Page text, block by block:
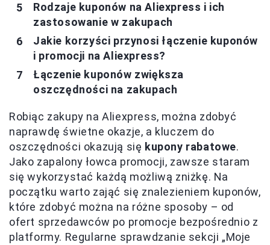
Rodzaje kuponów na Aliexpress i ich
zastosowanie w zakupach
Jakie korzyści przynosi łączenie kuponów
i promocji na Aliexpress?
Łączenie kuponów zwiększa
oszczędności na zakupach
Robiąc zakupy na Aliexpress, można zdobyć
naprawdę świetne okazje, a kluczem do
oszczędności okazują się kupony rabatowe.
Jako zapalony łowca promocji, zawsze staram
się wykorzystać każdą możliwą zniżkę. Na
początku warto zająć się znalezieniem kuponów,
które zdobyć można na różne sposoby – od
ofert sprzedawców po promocje bezpośrednio z
platformy. Regularne sprawdzanie sekcji „Moje